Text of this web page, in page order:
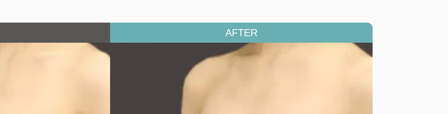
を
閉